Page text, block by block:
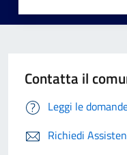
Contatta il
Leggi le
Richiedi